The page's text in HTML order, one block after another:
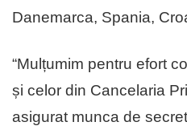
Danemarca, Spania,
“Mulțumim pentru efort
și celor din Cancelaria
asigurat munca de